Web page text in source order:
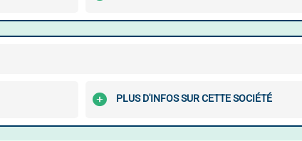
PLUS D'INFOS SUR CETTE SOCIÉTÉ